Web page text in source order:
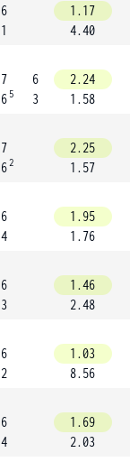
6
1
1.17
4.40
7
6 5
6
3
2.24
1.58
7
62
2.25
1.57
6
4
1.95
1.76
6
3
1.46
2.48
6
2
1.03
8.56
6
4
1.69
2.03